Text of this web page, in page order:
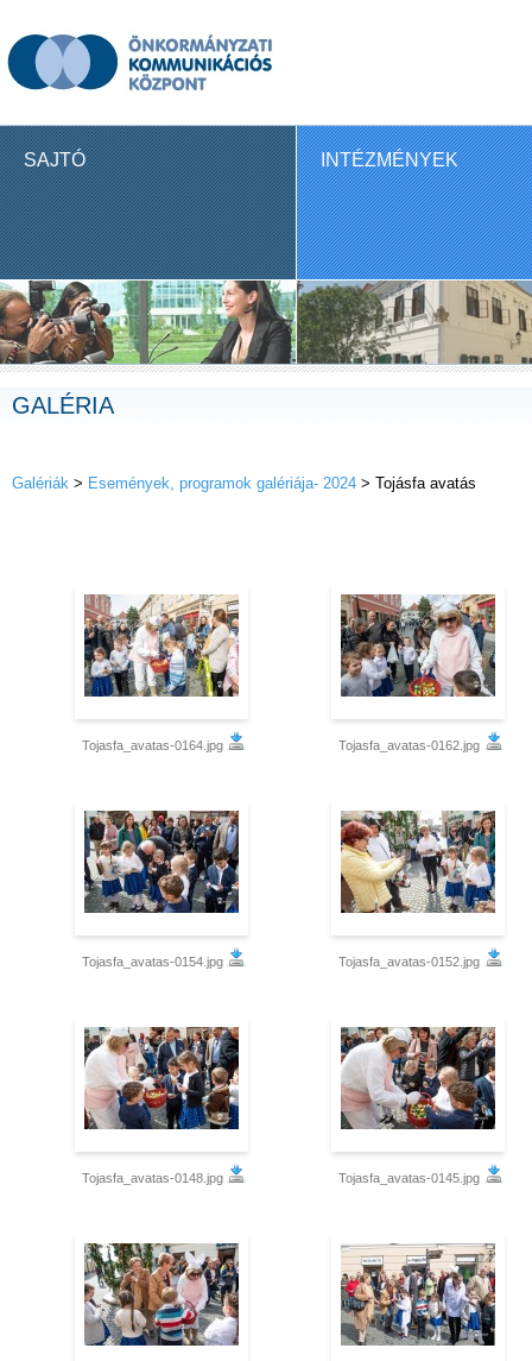
SAJTÓ INTÉZMÉNYEK
GALÉRIA
Galériák > Események, programok galériája- 2024 > Tojásfa avatás
Tojasfa_avatas-0164.jpg Tojasfa_avatas-0162.jpg
Tojasfa_avatas-0154.jpg Tojasfa_avatas-0152.jpg
Tojasfa_avatas-0148.jpg Tojasfa_avatas-0145.jpg